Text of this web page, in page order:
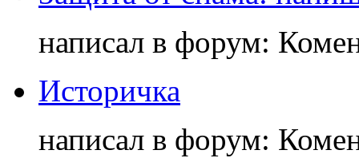
написал в форум:
Историчка
написал в форум: